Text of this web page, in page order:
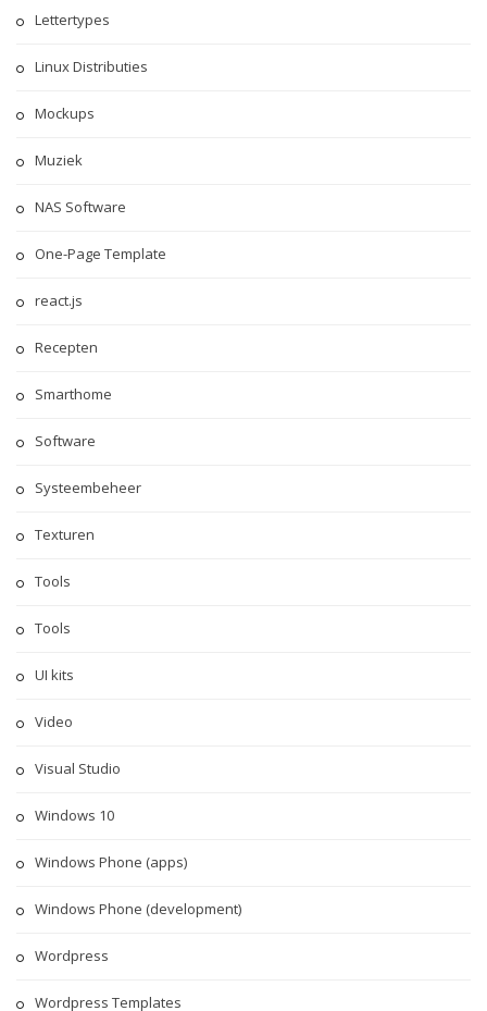
Lettertypes
Linux Distributies
Mockups
Muziek
NAS Software
One-Page Template
react.js
Recepten
Smarthome
Software
Systeembeheer
Texturen
Tools
Tools
UI kits
Video
Visual Studio
Windows 10
Windows Phone (apps)
Windows Phone (development)
Wordpress
Wordpress Templates